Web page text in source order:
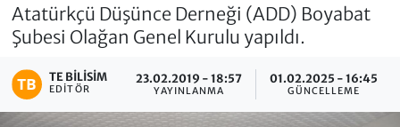
Atatürkçü Düşünce Derneği (ADD) Boyabat
Şubesi Olağan Genel Kurulu yapıldı.
TE BILISIM
EDITÖR
23.02.2019 - 18:57
YAYINLANMA
01.02.2025 - 16:45
GÜNCELLEME
Tüm Manşetler
Son Dakika Haberleri
Haber Arşivi